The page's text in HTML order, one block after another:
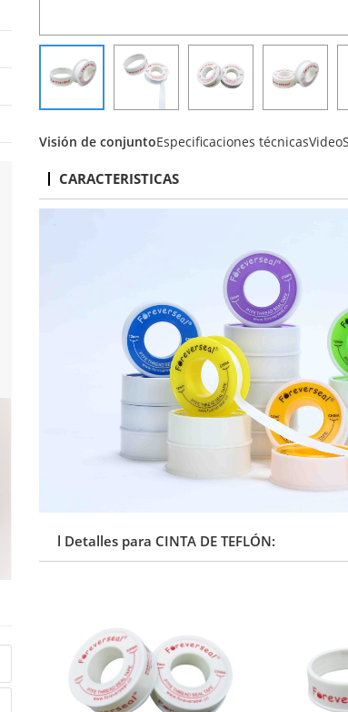
Visión de conjuntoEspecificaciones técnicasVideo
CARACTERISTICAS
l Detalles para CINTA DE TEFLÓN: